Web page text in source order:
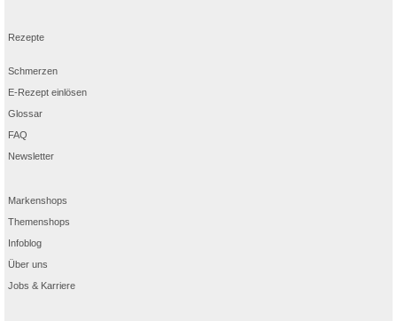
Rezepte
Schmerzen
E-Rezept einlösen
Glossar
FAQ
Newsletter
Markenshops
Themenshops
Infoblog
Über uns
Jobs & Karriere